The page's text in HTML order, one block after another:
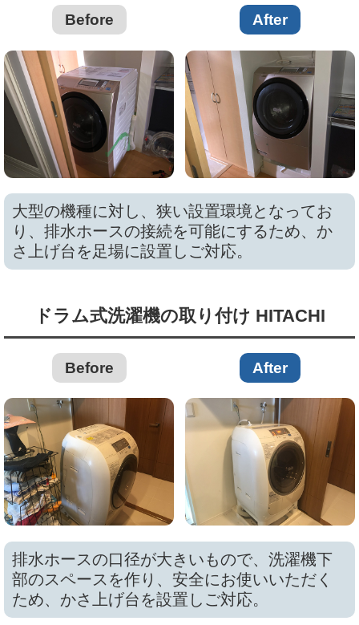
Before After
大型の機種に対し、狭い設置環境となってお
り、排水ホースの接続を可能にするため、か
さ上げ台を足場に設置しご対応。
ドラム式洗濯機の取り付け HITACHI
Before After
排水ホースの口径が大きいもので、洗濯機下
部のスペースを作り、安全にお使いいただく
ため、かさ上げ台を設置しご対応。